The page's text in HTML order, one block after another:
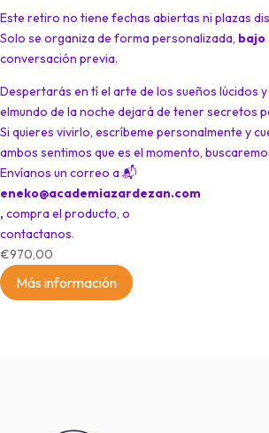
Este retiro no tiene fechas abiertas ni plazas
Solo se organiza de forma personalizada,
conversación previa.
Despertarás en tí el arte de los sueños lúcidos
elmundo de la noche dejará de tener secretos
Si quieres vivirlo, escríbeme personalmente y
ambos sentimos que es el momento,
Envíanos un correo a📬
eneko@academiazardezan.com
,compra el producto, o
contactanos.
€970,00
Más información